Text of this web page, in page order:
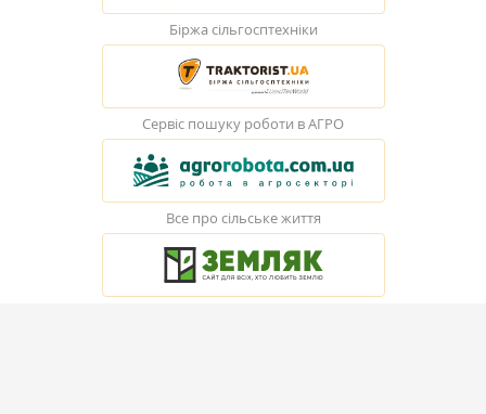
Біржа сільгосптехніки
Сервіс пошуку роботи в АГРО
Все про сільське життя